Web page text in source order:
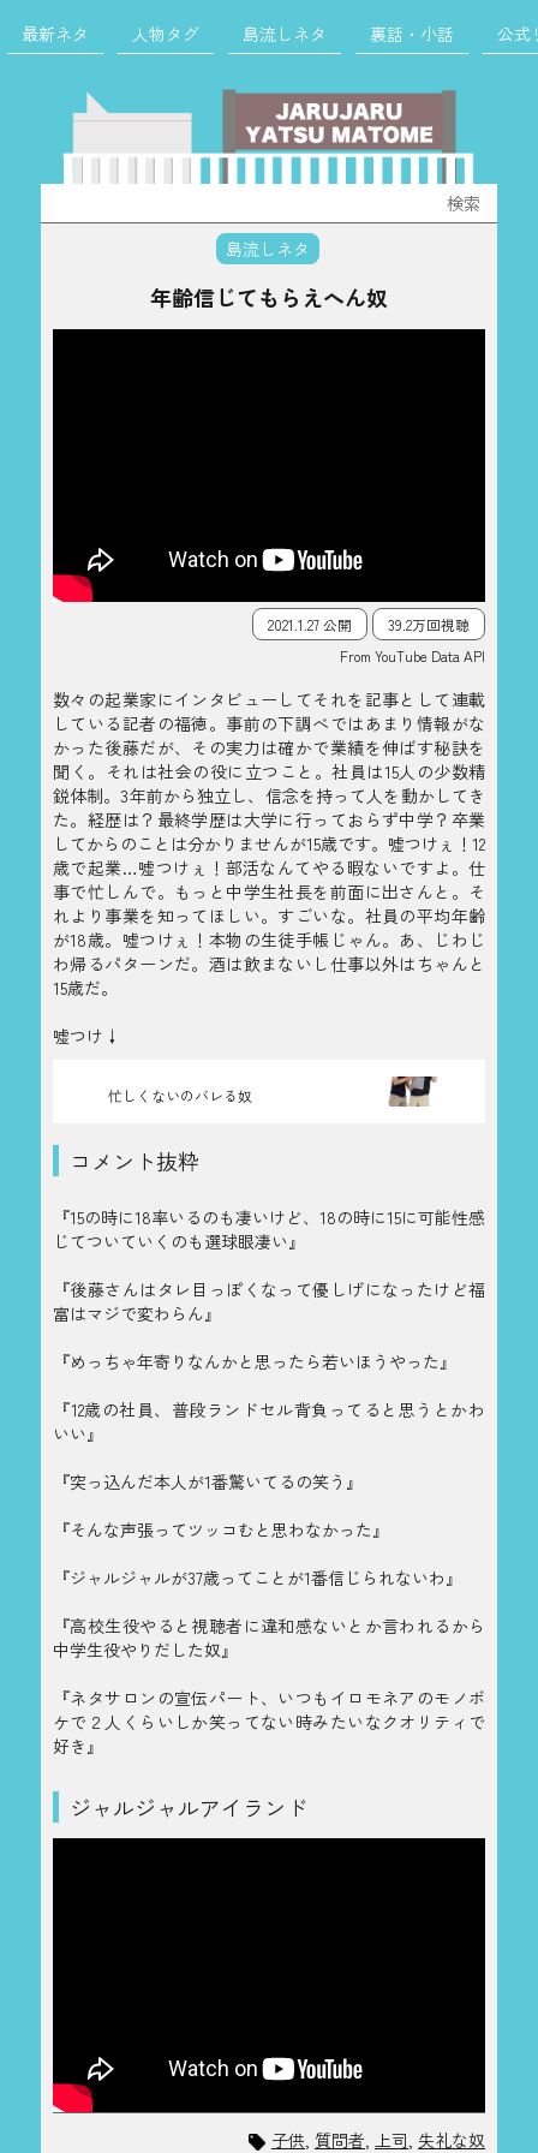
最新ネタ 人物タグ 島流しネタ 裏話・小話 公式
索:
島流しネタ
年齢信じてもらえへん奴
2021.1.27 公開
39.2万回視聴
From YouTube Data API
数々の起業家にインタビューしてそれを記事として連載
している記者の福徳。事前の下調べではあまり情報がな
かった後藤だが、その実力は確かで業績を伸ばす秘訣を
聞く。それは社会の役に立つこと。社員は15人の少数精
鋭体制。3年前から独立し、信念を持って人を動かしてき
た。経歴は？最終学歴は大学に行っておらず中学？卒業
してからのことは分かりませんが15歳です。嘘つけぇ！12
歳で起業…嘘つけぇ！部活なんてやる暇ないですよ。仕
事で忙しんで。もっと中学生社長を前面に出さんと。そ
れより事業を知ってほしい。すごいな。社員の平均年齢
が18歳。嘘つけぇ！本物の生徒手帳じゃん。あ、じわじ
わ帰るパターンだ。酒は飲まないし仕事以外はちゃんと
15歳だ。
嘘つけ↓
忙しくないのバレる奴
コメント抜粋
『15の時に18率いるのも凄いけど、18の時に15に可能性感
じてついていくのも選球眼凄い』
『後藤さんはタレ目っぽくなって優しげになったけど福
富はマジで変わらん』
『めっちゃ年寄りなんかと思ったら若いほうやった』
『12歳の社員、普段ランドセル背負ってると思うとかわ
いい』
『突っ込んだ本人が1番驚いてるの笑う』
『そんな声張ってツッコむと思わなかった』
『ジャルジャルが37歳ってことが1番信じられないわ』
『高校生役やると視聴者に違和感ないとか言われるから
中学生役やりだした奴』
『ネタサロンの宣伝パート、いつもイロモネアのモノボ
ケで２人くらいしか笑ってない時みたいなクオリティで
好き』
ジャルジャルアイランド
子供 質問者 上司 失礼な奴